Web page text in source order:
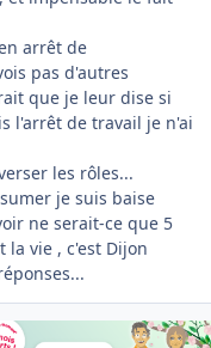
arrêt de
pas d'autres
que je leur dise si
l'arrêt de travail je n'ai
les rôles...
je suis baise
ne serait-ce que 5
la vie , c'est Dijon